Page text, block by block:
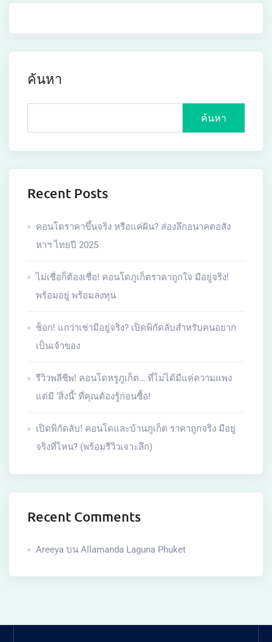
ค้นหา
ค้นหา
Recent Posts
คอนโดราคาขึ้นจริง หรือแค่ฝัน? ส่องลึกอนาคตอสัง
หาฯ ไทยปี 2025
ไม่เชื่อก็ต้องเชื่อ! คอนโดภูเก็ตราคาถูกใจ มีอยู่จริง!
พร้อมอยู่ พร้อมลงทุน
ช็อก! แกว่าเช่ามีอยู่จริง? เปิดพิกัดลับสำหรับคนอยาก
เป็นเจ้าของ
รีวิวพลีชีพ! คอนโดหรูภูเก็ต… ที่ไม่ได้มีแค่ความแพง
แต่มี ‘สิ่งนี้’ ที่คุณต้องรู้ก่อนซื้อ!
เปิดพิกัดลับ! คอนโดและบ้านภูเก็ต ราคาถูกจริง มีอยู่
จริงที่ไหน? (พร้อมรีวิวเจาะลึก)
Recent Comments
Areeya บน Allamanda Laguna Phuket